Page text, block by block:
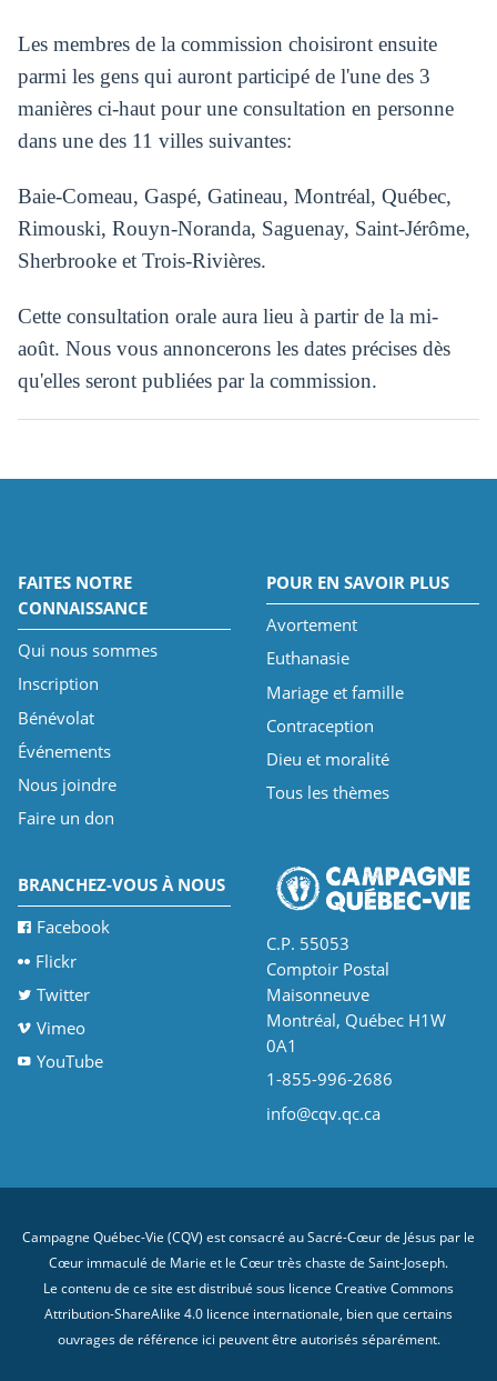
Les membres de la commission choisiront ensuite
parmi les gens qui auront participé de l'une des 3
manières ci-haut pour une consultation en personne
dans une des 11 villes suivantes:
Baie-Comeau, Gaspé, Gatineau, Montréal, Québec,
Rimouski, Rouyn-Noranda, Saguenay, Saint-Jérôme,
Sherbrooke et Trois-Rivières.
Cette consultation orale aura lieu à partir de la mi-
août. Nous vous annoncerons les dates précises dès
qu'elles seront publiées par la commission.
FAITES NOTRE
CONNAISSANCE
Qui nous sommes
Inscription
Bénévolat
Événements
Nous joindre
Faire un don
POUR EN SAVOIR PLUS
Avortement
Euthanasie
Mariage et famille
Contraception
Dieu et moralité
Tous les thèmes
BRANCHEZ-VOUS À NOUS
Facebook
Flickr
Twitter
Vimeo
YouTube
C.P. 55053
Comptoir Postal
Maisonneuve
Montréal, Québec H1W
0A1
1-855-996-2686
info@cqv.qc.ca
Campagne Québec-Vie (CQV) est consacré au Sacré-Cœur de Jésus par le
Cœur immaculé de Marie et le Cœur très chaste de Saint-Joseph.
Le contenu de ce site est distribué sous licence Creative Commons
Attribution-ShareAlike 4.0 licence internationale, bien que certains
ouvrages de référence ici peuvent être autorisés séparément.